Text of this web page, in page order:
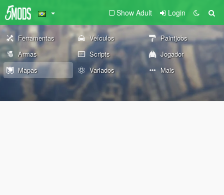
Show Adult Login
Ferramentas Veículos
Paintjobs
Armas
Scripts
Jogador
Mapas
Variados Mais